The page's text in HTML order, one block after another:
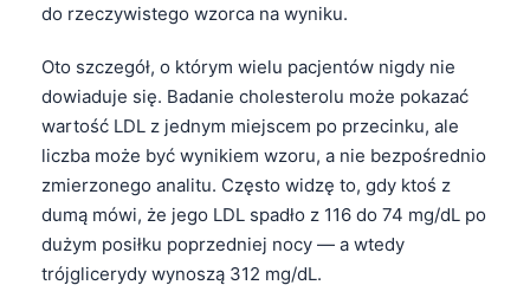
do rzeczywistego wzorca na wyniku.
Oto szczegół, o którym wielu pacjentów nigdy nie
dowiaduje się. Badanie cholesterolu może pokazać
wartość LDL z jednym miejscem po przecinku, ale
liczba może być wynikiem wzoru, a nie bezpośrednio
zmierzonego analitu. Często widzę to, gdy ktoś z
dumą mówi, że jego LDL spadło z 116 do 74 mg/dL po
dużym posiłku poprzedniej nocy — a wtedy
trójglicerydy wynoszą 312 mg/dL.